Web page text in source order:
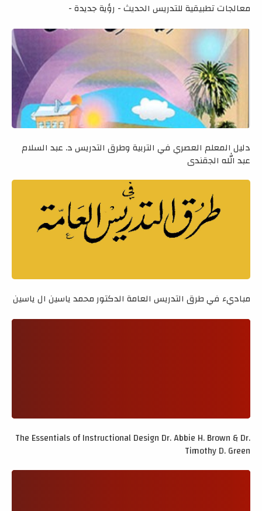
معالجات تطبيقية للتدريس الحديث - رؤية جديدة -
دليل المعلم العصري في التربية وطرق التدريس د. عبد السلام
عبد الله الجقندي
مباديء في طرق التدريس العامة الدكتور محمد ياسين ال ياسين
The Essentials of Instructional Design Dr. Abbie H. Brown & Dr.
Timothy D. Green